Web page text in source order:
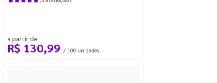
a partir de
R$ 130,99 / 100 unidades